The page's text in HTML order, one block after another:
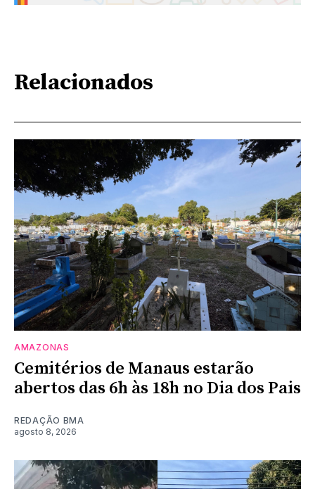
Relacionados
AMAZONAS
Cemitérios de Manaus estarão
abertos das 6h às 18h no Dia dos Pais
REDAÇÃO BMA
agosto 8, 2026